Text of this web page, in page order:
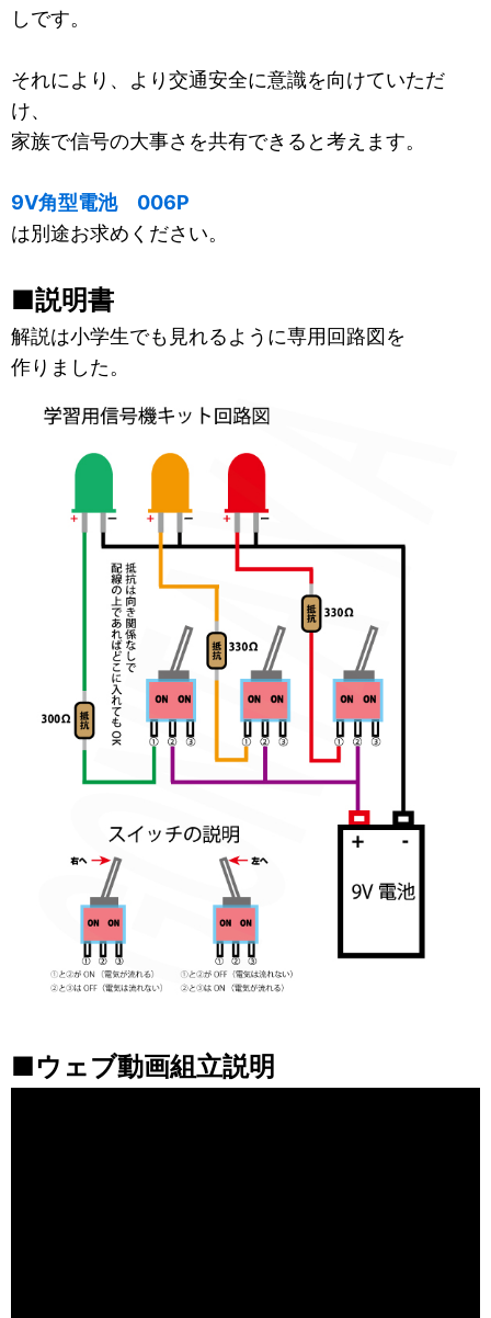
しです。
それにより、より交通安全に意識を向けていただ
け、
家族で信号の大事さを共有できると考えます。
9V角型電池 006P
は別途お求めください。
■説明書
解説は小学生でも見れるように専用回路図を
作りました。
■ウェブ動画組立説明